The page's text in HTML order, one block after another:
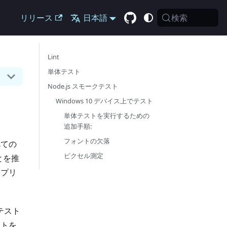
リリース 日本語 検索
の
を推
リ
スト
Lint
単体テスト
Node.js スモークテスト
Windows 10 デバイス上でテスト
単体テストを実行するための
追加手順:
フォントの欠落
ピクセル測定